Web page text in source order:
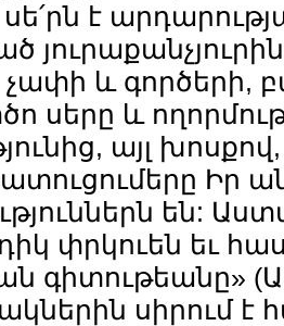
է
և գործերի,
սերը և
այլ
Իր
են:
փրկուեն եւ
գիտութեանը»
սիրում